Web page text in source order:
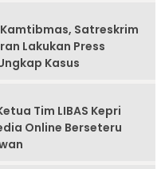
Satreskrim
Lakukan Press
Kasus
Tim LIBAS Kepri
Online Berseteru